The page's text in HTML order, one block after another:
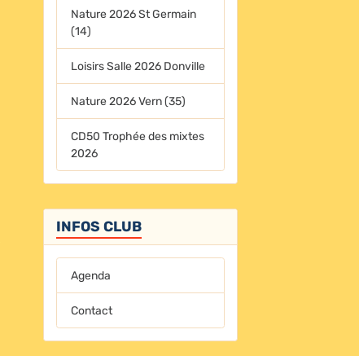
Nature 2026 St Germain
(14)
Loisirs Salle 2026 Donville
Nature 2026 Vern (35)
CD50 Trophée des mixtes
2026
INFOS CLUB
Agenda
Contact